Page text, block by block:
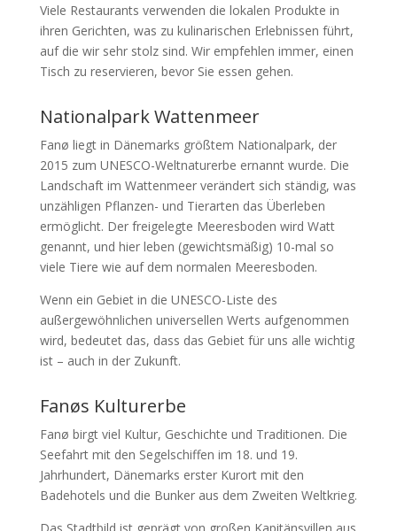
Viele Restaurants verwenden die lokalen Produkte in
ihren Gerichten, was zu kulinarischen Erlebnissen führt,
auf die wir sehr stolz sind. Wir empfehlen immer, einen
Tisch zu reservieren, bevor Sie essen gehen.
Nationalpark Wattenmeer
Fanø liegt in Dänemarks größtem Nationalpark, der
2015 zum UNESCO-Weltnaturerbe ernannt wurde. Die
Landschaft im Wattenmeer verändert sich ständig, was
unzähligen Pflanzen- und Tierarten das Überleben
ermöglicht. Der freigelegte Meeresboden wird Watt
genannt, und hier leben (gewichtsmäßig) 10-mal so
viele Tiere wie auf dem normalen Meeresboden.
Wenn ein Gebiet in die UNESCO-Liste des
außergewöhnlichen universellen Werts aufgenommen
wird, bedeutet das, dass das Gebiet für uns alle wichtig
ist – auch in der Zukunft.
Fanøs Kulturerbe
Fanø birgt viel Kultur, Geschichte und Traditionen. Die
Seefahrt mit den Segelschiffen im 18. und 19.
Jahrhundert, Dänemarks erster Kurort mit den
Badehotels und die Bunker aus dem Zweiten Weltkrieg.